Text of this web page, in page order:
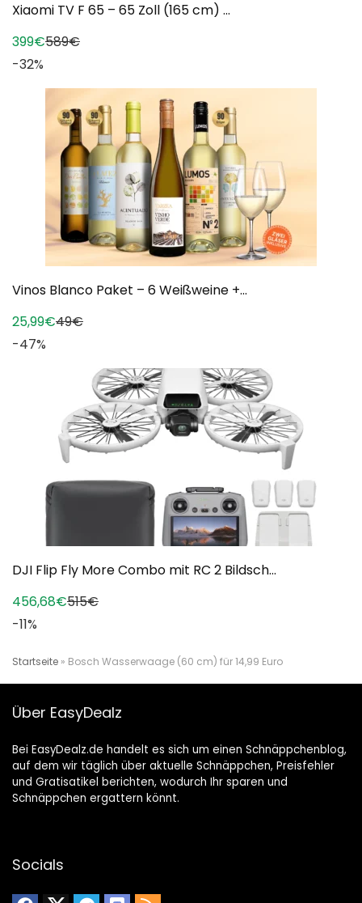
Xiaomi TV F 65 – 65 Zoll (165 cm) ...
399€589€
-32%
Vinos Blanco Paket – 6 Weißweine +...
25,99€49€
-47%
DJI Flip Fly More Combo mit RC 2 Bildsch...
456,68€515€
-11%
Startseite » Bosch Wasserwaage (60 cm) für 14,99 Euro
Über EasyDealz
Bei EasyDealz.de handelt es sich um einen Schnäppchenblog,
auf dem wir täglich über aktuelle Schnäppchen, Preisfehler
und Gratisatikel berichten, wodurch Ihr sparen und
Schnäppchen ergattern könnt.
Socials